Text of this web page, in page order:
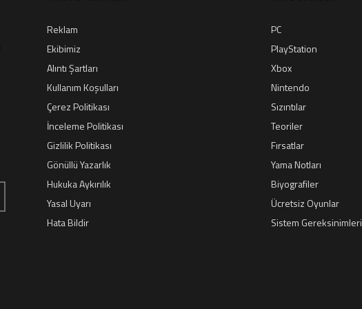
Reklam
Ekibimiz
Alıntı Şartları
Kullanım Koşulları
Çerez Politikası
İnceleme Politikası
Gizlilik Politikası
Gönüllü Yazarlık
Hukuka Aykırılık
Yasal Uyarı
Hata Bildir
PC
PlayStation
Xbox
Nintendo
Sızıntılar
Teoriler
Fırsatlar
Yama Notları
Biyografiler
Ücretsiz Oyunlar
Sistem Gereksinimleri